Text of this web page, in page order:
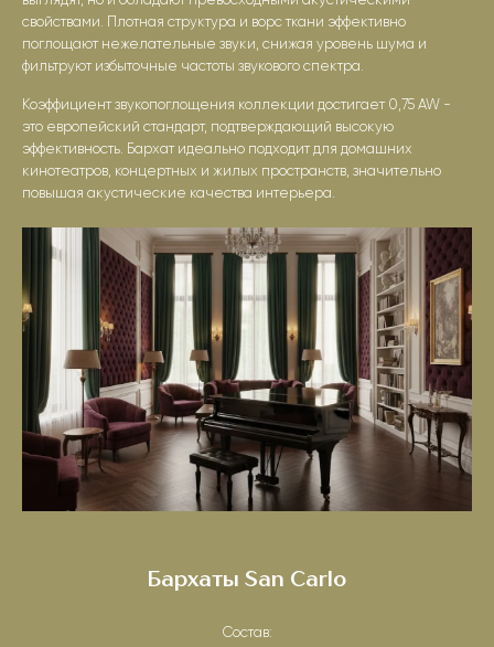
свойствами. Плотная структура и ворс ткани эффективно
поглощают нежелательные звуки, снижая уровень шума и
фильтруют избыточные частоты звукового спектра.
Коэффициент звукопоглощения коллекции достигает 0,75 AW -
это европейский стандарт, подтверждающий высокую
эффективность. Бархат идеально подходит для домашних
кинотеатров, концертных и жилых пространств, значительно
повышая акустические качества интерьера.
Бархаты San Carlo
Состав: